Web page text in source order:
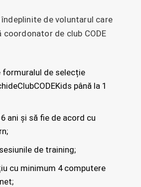
de voluntarul care
coordonator de club CODE
formuralul de selecție
până la 1
ani și să fie de acord cu
de training;
cu minimum 4 computere